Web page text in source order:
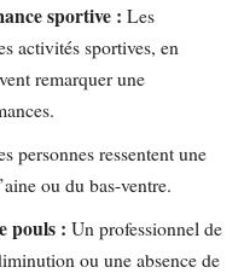
sportive : Les
activités sportives, en
remarquer une
personnes ressentent une
ou du bas-ventre.
pouls : Un professionnel de
ou une absence de